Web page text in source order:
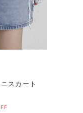
スカート